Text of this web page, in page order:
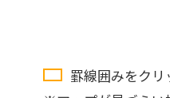
罫線囲みをクリ